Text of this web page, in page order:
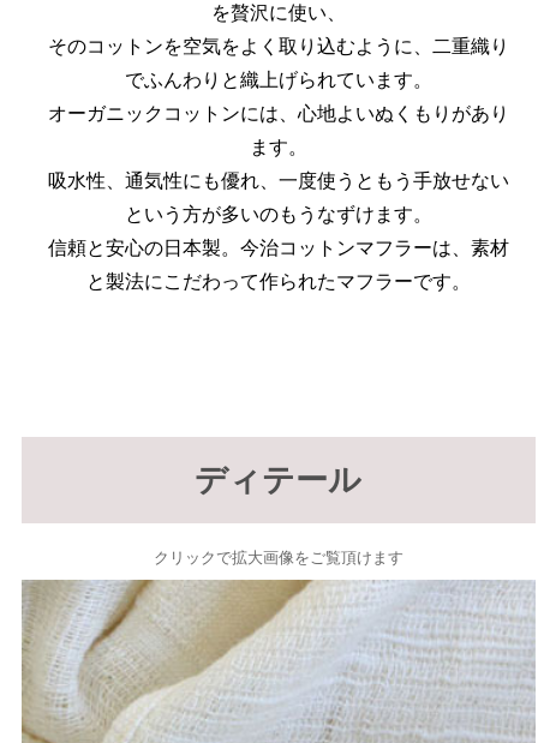
を贅沢に使い、
そのコットンを空気をよく取り込むように、二重織り
でふんわりと織上げられています。
オーガニックコットンには、心地よいぬくもりがあり
ます。
吸水性、通気性にも優れ、一度使うともう手放せない
という方が多いのもうなずけます。
信頼と安心の日本製。今治コットンマフラーは、素材
と製法にこだわって作られたマフラーです。
ディテール
クリックで拡大画像をご覧頂けます